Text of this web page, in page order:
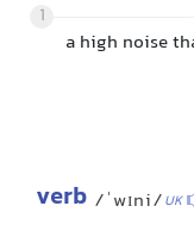
1
a high noise
verb /ˈwɪni/UK